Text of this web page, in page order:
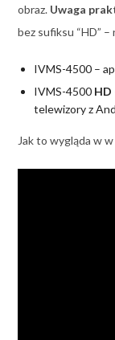
obraz. Uwaga
bez sufiksu “HD”
IVMS-4500 –
IVMS-4500 HD
telewizory z
Jak to wygląda w